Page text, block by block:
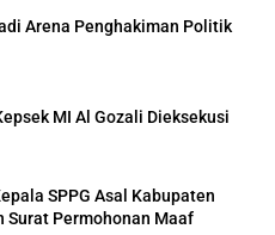
Arena Penghakiman Politik
MI Al Gozali Dieksekusi
SPPG Asal Kabupaten
Surat Permohonan Maaf